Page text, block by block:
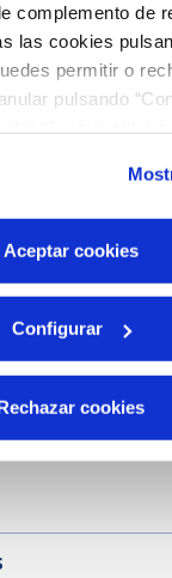
complemento de
las cookies
permitir o
pulsando
que el sitio
desactivar.
nuestraPolítica de
Aceptar cookies
Configurar
cookies
Página